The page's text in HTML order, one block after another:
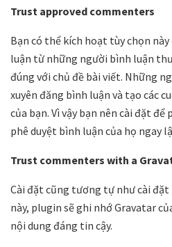
Trust approved commenters
Bạn có thể kích hoạt tùy chọn
luận từ những người bình luận
đúng với chủ đề bài viết. Những
xuyên đăng bình luận và tạo các
của bạn. Vì vậy bạn nên cài đặt
phê duyệt bình luận của họ ngay
Trust commenters with a
Cài đặt cũng tương tự như cài
này, plugin sẽ ghi nhớ Gravatar
nội dung đáng tin cậy.